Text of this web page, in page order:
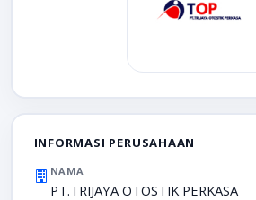
INFORMASI PERUSAHAAN
NAMA
PT.TRIJAYA OTOSTIK PERKASA